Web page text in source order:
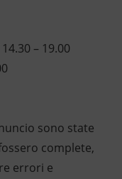
– 19.00
sono state
complete,
errori e